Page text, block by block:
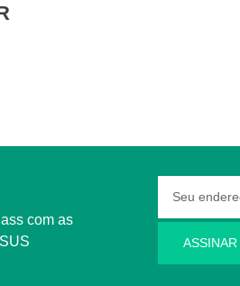
ASSINAR